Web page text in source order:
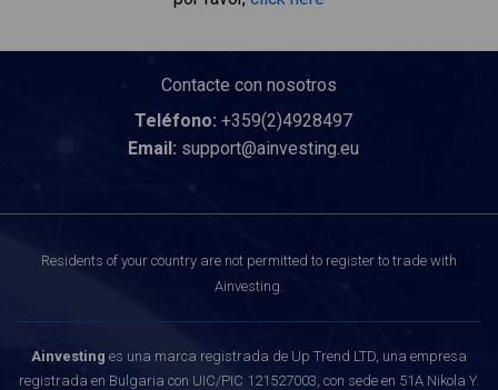
Contacte con nosotros
Teléfono: +359(2)4928497
Email: support@ainvesting.eu
Residents of your country are not permitted to register to trade with
Ainvesting.
Ainvesting es una marca registrada de Up Trend LTD, una empresa
registrada en Bulgaria con UIC/PIC 121527003, con sede en 51A Nikola Y.